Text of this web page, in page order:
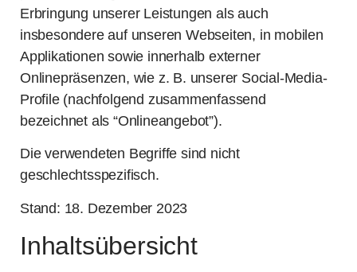
Erbringung unserer Leistungen als auch
insbesondere auf unseren Webseiten, in mobilen
Applikationen sowie innerhalb externer
Onlinepräsenzen, wie z. B. unserer Social-Media-
Profile (nachfolgend zusammenfassend
bezeichnet als “Onlineangebot”).
Die verwendeten Begriffe sind nicht
geschlechtsspezifisch.
Stand: 18. Dezember 2023
Inhaltsübersicht